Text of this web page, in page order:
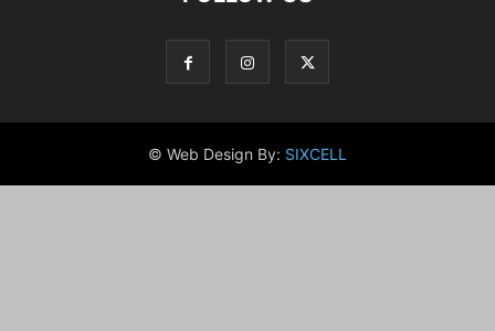
© Web Design By: SIXCELL